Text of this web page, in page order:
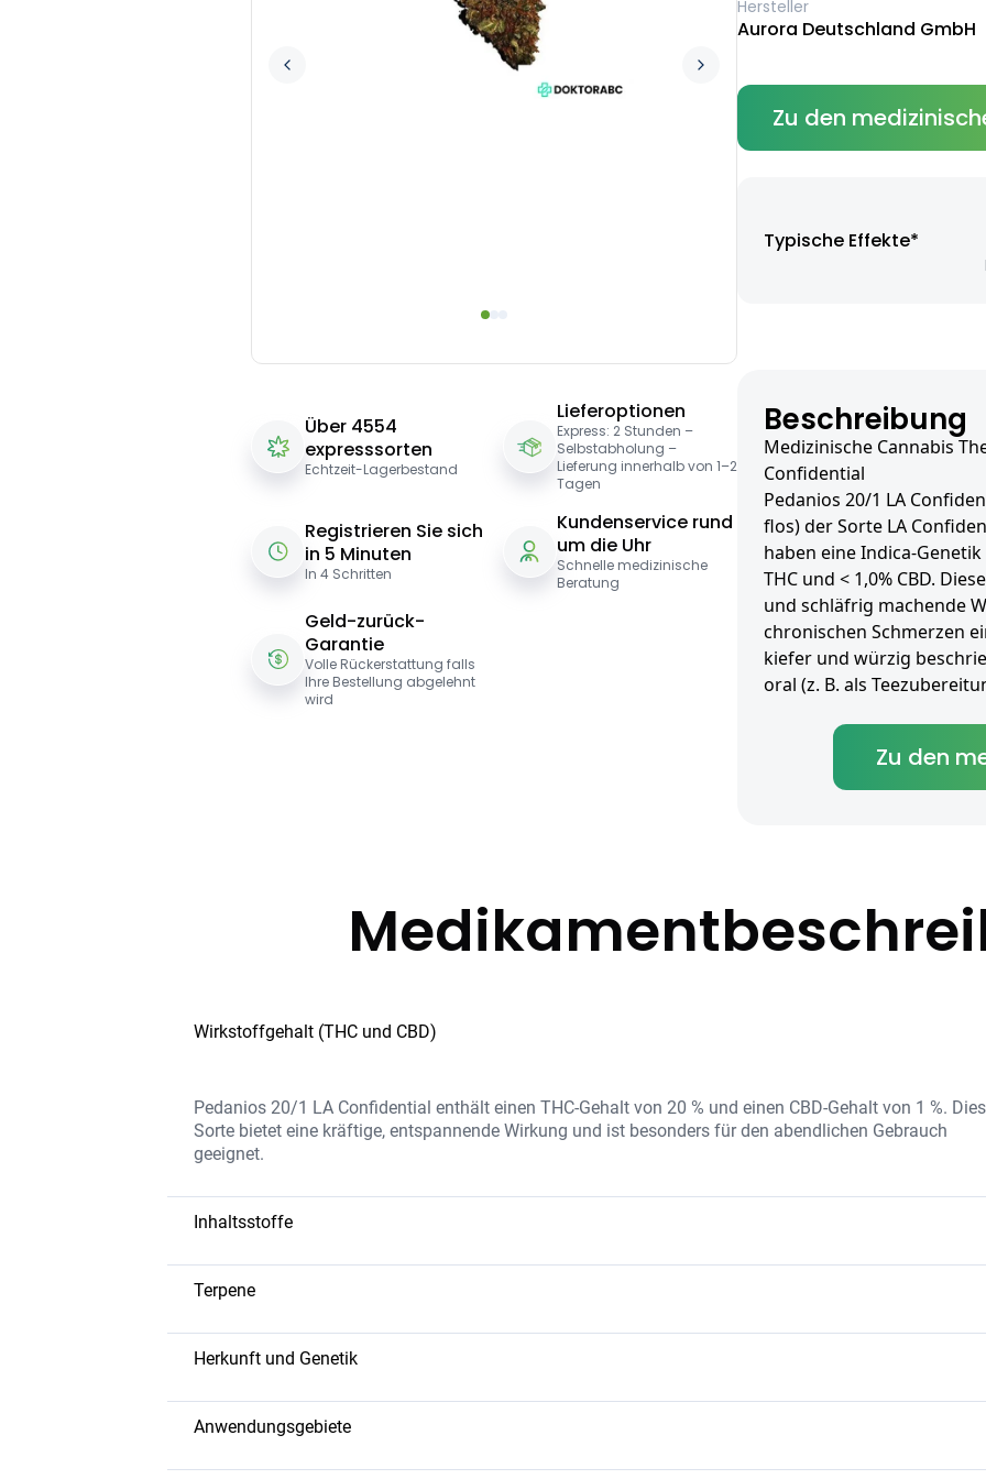
Über 4554
expresssorten
Echtzeit-Lagerbestand
Lieferoptionen
Express: 2 Stunden –
Selbstabholung –
Lieferung innerhalb von 1–2
Tagen
Registrieren Sie sich
in 5 Minuten
In 4 Schritten
Kundenservice rund
um die Uhr
Schnelle medizinische
Beratung
Geld-zurück-
Garantie
Volle Rückerstattung falls
Ihre Bestellung abgelehnt
wird
Hersteller
Aurora Deutschland GmbH
Zu den
Typische Effekte*
Beschreibung
Medizinische Cannabis
Confidential
Pedanios 20/1 LA
flos) der Sorte LA
haben eine Indica-
THC und < 1,0% CBD.
und schläfrig machende
chronischen Schmerzen
kiefer und würzig
oral (z. B. als
Zu den
Wirkstoffgehalt (THC und CBD)
Pedanios 20/1 LA Confidential enthält einen THC-Gehalt von 20 % und einen CBD-Gehalt von 1 %.
Sorte bietet eine kräftige, entspannende Wirkung und ist besonders für den abendlichen Gebrauch
geeignet.
Inhaltsstoffe
Die Blüten enthalten hochwertiges THC, CBD und eine Vielfalt natürlicher Terpene. Das Produkt wird
künstliche Zusatzstoffe hergestellt, um die Reinheit zu gewährleisten.
Terpene
Caryophyllen: Würzig, entzündungshemmend und entspannend.
Limonen: Zitrusartig, hebt die Stimmung.
Herkunft und Genetik
LA Confidential ist eine Indica-dominierte Sorte, die aus einer Kreuzung von OG LA Affie und einer
afghanischen Indica stammt. Sie ist für ihre beruhigende Wirkung und ihr würziges Aroma bekannt.
Anwendungsgebiete
Unterstützung bei Schlafstörungen.